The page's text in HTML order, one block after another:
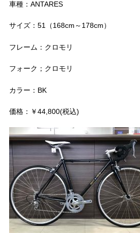
車種：ANTARES
サイズ：51（168cm～178cm）
フレーム：クロモリ
フォーク；クロモリ
カラー：BK
価格：￥44,800(税込)